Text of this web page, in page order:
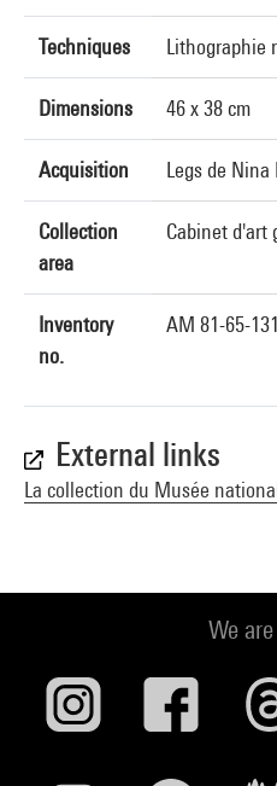
Techniques Lithographie
Dimensions 46 x 38 cm
Acquisition Legs de Nina
Collection
area
Cabinet d'art
Inventory
no.
AM 81-65-
External links
La collection du Musée
We